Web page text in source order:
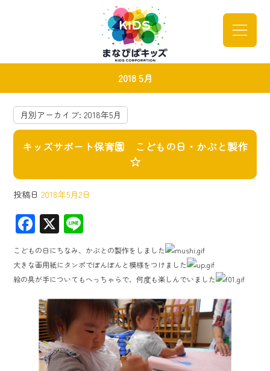
2018 5月
月別アーカイブ:2018年5月
キッズサポート保育園 こどもの日・かぶと製作
☆
投稿日 2018年5月2日
F
ac
e
b
o
ok
X
ne
こどもの日にちなみ、かぶとの製作をしました
大きな画用紙にタンポでぽんぽんと模様をつけました
絵の具が手についてもへっちゃらで、何度も楽しんでいました